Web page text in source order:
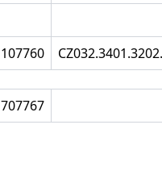
107760
707767